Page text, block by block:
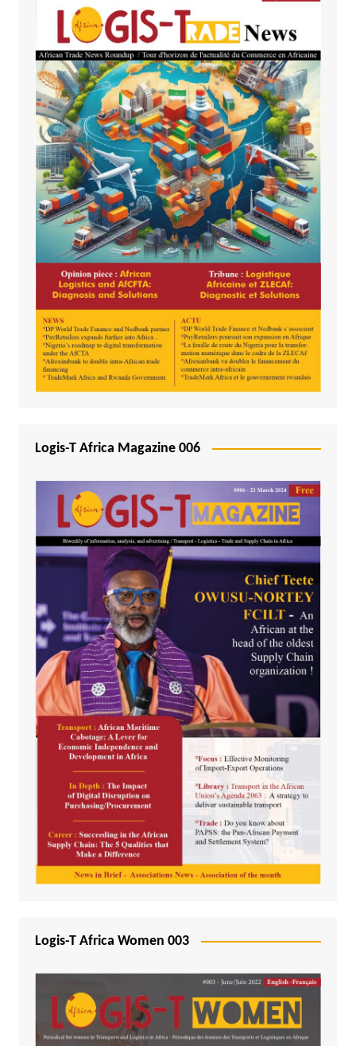
Logis-T Africa Magazine 006
Logis-T Africa Women 003